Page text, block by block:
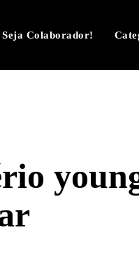
Seja Colaborador!